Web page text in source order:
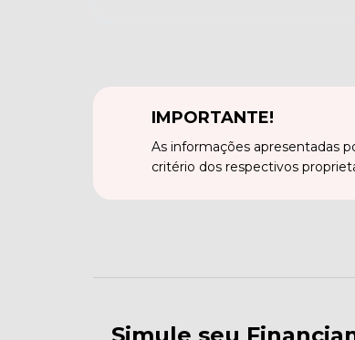
IMPORTANTE!
As informações apresentadas
critério dos respectivos